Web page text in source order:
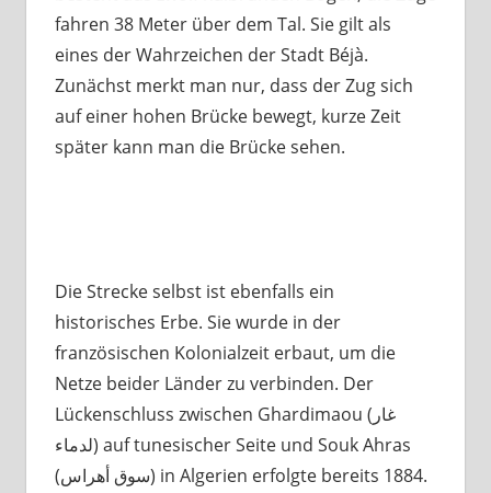
fahren 38 Meter über dem Tal. Sie gilt als
eines der Wahrzeichen der Stadt Béjà.
Zunächst merkt man nur, dass der Zug sich
auf einer hohen Brücke bewegt, kurze Zeit
später kann man die Brücke sehen.
Die Strecke selbst ist ebenfalls ein
historisches Erbe. Sie wurde in der
französischen Kolonialzeit erbaut, um die
Netze beider Länder zu verbinden. Der
Lückenschluss zwischen Ghardimaou (غار
لدماء) auf tunesischer Seite und Souk Ahras
(سوق أهراس) in Algerien erfolgte bereits 1884.